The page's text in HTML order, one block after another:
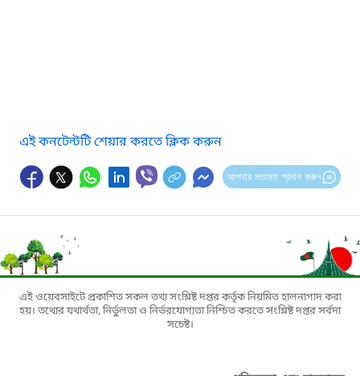
এই কনটেন্টটি শেয়ার করতে ক্লিক করুন
আপনার মতামত প্রদান করুন
এই ওয়েবসাইটে প্রকাশিত সকল তথ্য সংশ্লিষ্ট দপ্তর কর্তৃক নিয়মিত হালনাগাদ করা
হয়। তথ্যের যথার্থতা, নির্ভুলতা ও নির্ভরযোগ্যতা নিশ্চিত করতে সংশ্লিষ্ট দপ্তর সর্বদা
সচেষ্ট।